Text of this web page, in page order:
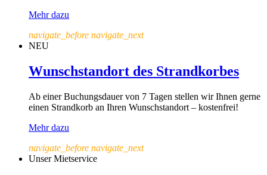
Mehr dazu
navigate_before navigate_next
NEU
Wunschstandort des Strandkorbes
Ab einer Buchungsdauer von 7 Tagen stellen wir Ihnen gerne
einen Strandkorb an Ihren Wunschstandort – kostenfrei!
Mehr dazu
navigate_before navigate_next
Unser Mietservice